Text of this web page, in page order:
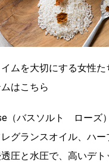
ムを大切にする女性た
はこちら
（バスソルト ローズ）
グランスオイル、ハー
圧と水圧で、高いデ